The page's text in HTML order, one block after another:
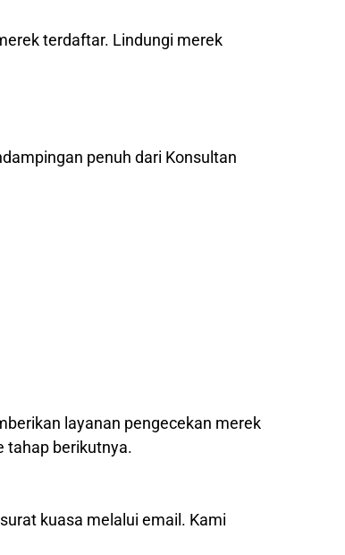
terdaftar. Lindungi merek
penuh dari Konsultan
layanan pengecekan merek
tahap berikutnya.
kuasa melalui email. Kami